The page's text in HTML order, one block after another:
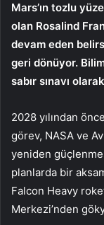
Mars’ın tozlu
olan Rosalind
devam eden
geri dönüyor.
sabır sınavı
2028 yılından
görev, NASA ve
yeniden
planlarda bir
Falcon Heavy
Merkezi’nden